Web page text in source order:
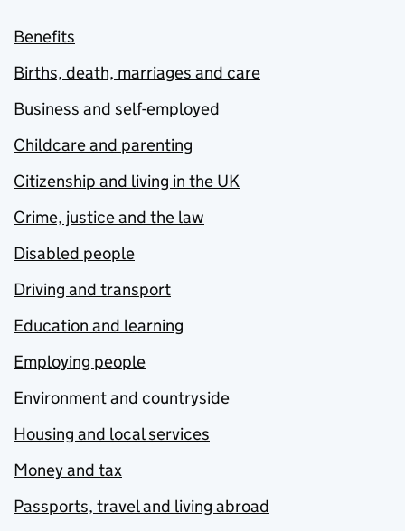
Benefits
Births, death, marriages and care
Business and self-employed
Childcare and parenting
Citizenship and living in the UK
Crime, justice and the law
Disabled people
Driving and transport
Education and learning
Employing people
Environment and countryside
Housing and local services
Money and tax
Passports, travel and living abroad